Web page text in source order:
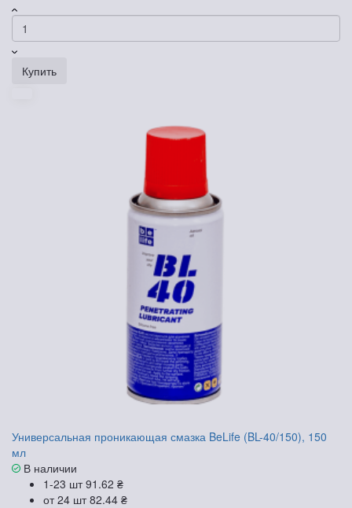
Купить
Универсальная проникающая смазка BeLife (BL-40/150), 150
мл
В наличии
1-23 шт91.62 ₴
от 24 шт82.44 ₴